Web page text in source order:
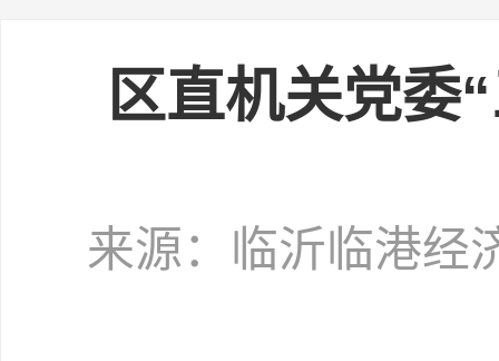
区直机关党委
来源：临沂临港经